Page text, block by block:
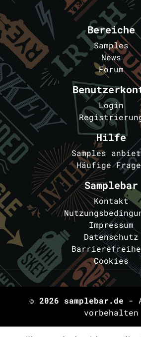
Bereiche
Samples
News
Forum
Login
Hilfe
Samples
Häufige
Samplebar
Kontakt
Impressum
Datenschutz
Cookies
© 2026 samplebar.de -
vorbehalten